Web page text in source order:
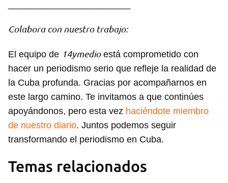
Colabora con nuestro trabajo:
El equipo de 14ymedioestá comprometido con
hacer un periodismo serio que refleje la realidad de
la Cuba profunda. Gracias por acompañarnos en
este largo camino. Te invitamos a que continúes
apoyándonos, pero esta vez haciéndote miembro
de nuestro diario. Juntos podemos seguir
transformando el periodismo en Cuba.
Temas relacionados